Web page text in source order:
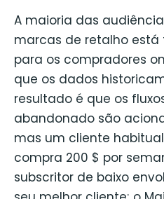
A maioria das
marcas de retalho
para os compradores
que os dados
resultado é que os
abandonado são
mas um cliente
compra 200 $ por
subscritor de baixo